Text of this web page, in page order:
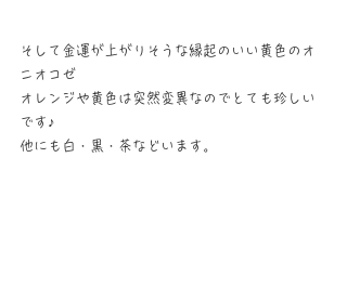
そして金運が上がりそうな縁起のいい黄色のオ
ニオコゼ
オレンジや黄色は突然変異なのでとても珍しい
です♪
他にも白・黒・茶などいます。